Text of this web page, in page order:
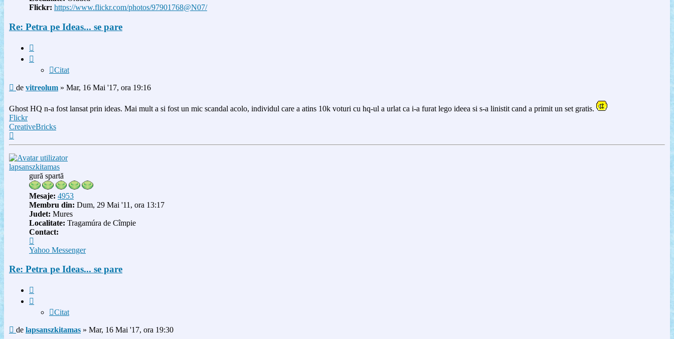
Flickr: https://www.flickr.com/photos/97901768@N07/
Re: Petra pe Ideas... se pare
Citat
Mesaj
de vitreolum » Mar, 16 Mai '17, ora 19:16
Ghost HQ n-a fost lansat prin ideas. Mai mult a si fost un mic scandal acolo, individul care a atins 10k voturi cu hq-ul a urlat ca i-a furat lego ideea si s-a linistit cand a primit un set gratis.
Flickr
CreativeBricks
lapsanszkitamas
gură spartă
Mesaje: 4953
Membru din: Dum, 29 Mai '11, ora 13:17
Judet: Mures
Localitate: Tragamúra de Cîmpie
Contact:
pe
Yahoo Messenger
Re: Petra pe Ideas... se pare
Citat
Mesaj
de lapsanszkitamas » Mar, 16 Mai '17, ora 19:30